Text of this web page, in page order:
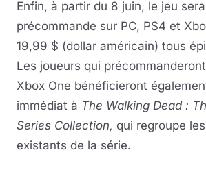
Enfin, à partir du 8 juin, le jeu
précommande sur PC, PS4 et
19,99 $ (dollar américain) tous
Les joueurs qui
Xbox One bénéficieront
immédiat à The Walking Dead :
Series Collection, qui regroupe
existants de la série.